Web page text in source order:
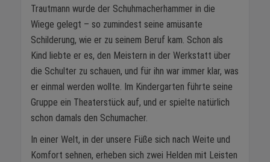
Trautmann wurde der Schuhmacherhammer in die
Wiege gelegt – so zumindest seine amüsante
Schilderung, wie er zu seinem Beruf kam. Schon als
Kind liebte er es, den Meistern in der Werkstatt über
die Schulter zu schauen, und für ihn war immer klar, was
er einmal werden wollte. Im Kindergarten führte seine
Gruppe ein Theaterstück auf, und er spielte natürlich
schon damals den Schumacher.
In einer Welt, in der unsere Füße sich nach Weite und
Komfort sehnen, erheben sich zwei Helden mit Leisten